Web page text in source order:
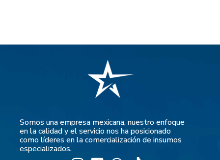
Somos una empresa mexicana, nuestro enfoque
en la calidad y el servicio nos ha posicionado
como líderes en la comercialización de insumos
especializados.